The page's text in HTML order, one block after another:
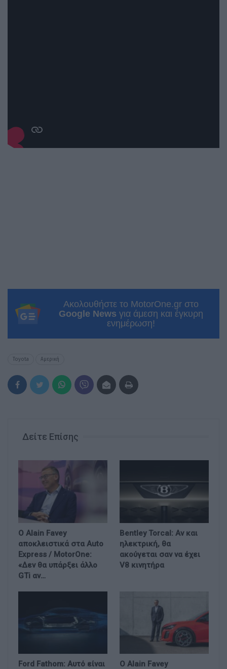
Ακολουθήστε το MotorOne.gr στο
Google News για άμεση και έγκυρη
ενημέρωση!
Toyota Αμερική
Δείτε Επίσης
Ο Alain Favey
αποκλειστικά στα Auto
Express / MotorOne:
«Δεν θα υπάρξει άλλο
GTi αν…
Bentley Torcal: Αν και
ηλεκτρική, θα
ακούγεται σαν να έχει
V8 κινητήρα
Ford Fathom: Αυτό είναι
Ο Alain Favey